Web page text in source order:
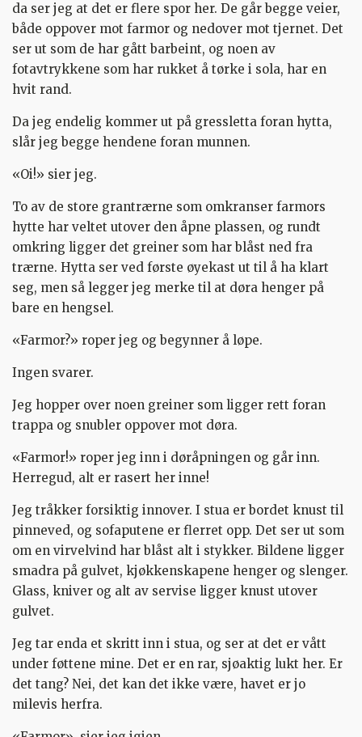
da ser jeg at det er flere spor her. De går begge veier,
både oppover mot farmor og nedover mot tjernet. Det
ser ut som de har gått barbeint, og noen av
fotavtrykkene som har rukket å tørke i sola, har en
hvit rand.
Da jeg endelig kommer ut på gressletta foran hytta,
slår jeg begge hendene foran munnen.
«Oi!» sier jeg.
To av de store grantrærne som omkranser farmors
hytte har veltet utover den åpne plassen, og rundt
omkring ligger det greiner som har blåst ned fra
trærne. Hytta ser ved første øyekast ut til å ha klart
seg, men så legger jeg merke til at døra henger på
bare en hengsel.
«Farmor?» roper jeg og begynner å løpe.
Ingen svarer.
Jeg hopper over noen greiner som ligger rett foran
trappa og snubler oppover mot døra.
«Farmor!» roper jeg inn i døråpningen og går inn.
Herregud, alt er rasert her inne!
Jeg tråkker forsiktig innover. I stua er bordet knust til
pinneved, og sofaputene er flerret opp. Det ser ut som
om en virvelvind har blåst alt i stykker. Bildene ligger
smadra på gulvet, kjøkkenskapene henger og slenger.
Glass, kniver og alt av servise ligger knust utover
gulvet.
Jeg tar enda et skritt inn i stua, og ser at det er vått
under føttene mine. Det er en rar, sjøaktig lukt her. Er
det tang? Nei, det kan det ikke være, havet er jo
milevis herfra.